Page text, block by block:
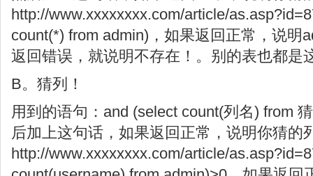
http://www.xxxxxxxx.com/article/
count(*) from admin)，如果返回正常，说明
返回错误，就说明不存在！。别的表也都是
B。猜列！
用到的语句：and (select count(列名) from
后加上这句话，如果返回正常，说明你猜的
http://www.xxxxxxxx.com/article/